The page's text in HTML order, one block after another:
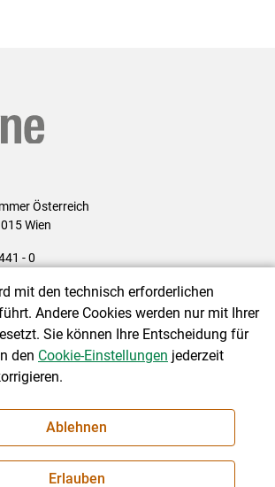
Österreich
Wien
- 0
|Login für Berater|Datenschutzerklärung|
Einstellungen
mit den technisch erforderlichen
Andere Cookies werden nur mit Ihrer
Sie können Ihre Entscheidung für
den Cookie-Einstellungen jederzeit
Ablehnen
Erlauben